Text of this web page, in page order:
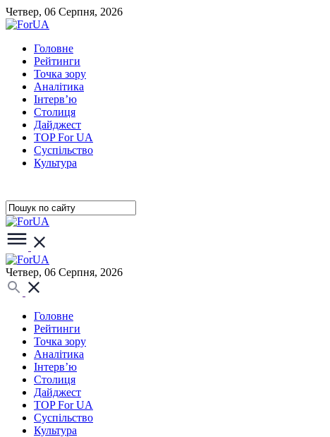
Четвер, 06 Серпня, 2026
Головне
Рейтинги
Точка зору
Аналітика
Інтерв’ю
Столиця
Дайджест
TOP For UA
Суспiльство
Культура
Четвер, 06 Серпня, 2026
Головне
Рейтинги
Точка зору
Аналітика
Інтерв’ю
Столиця
Дайджест
TOP For UA
Суспiльство
Культура